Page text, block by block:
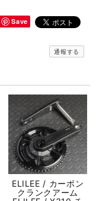
Save
通報する
ELILEE / カーボン
クランクアーム